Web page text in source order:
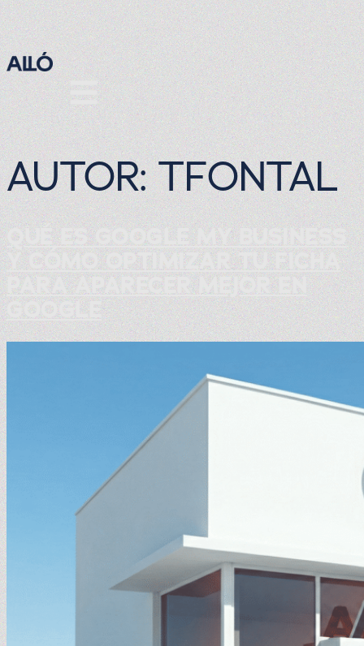
AUTOR:TFONTAL
QUÉ ES GOOGLE MY BUSINESS
Y CÓMO OPTIMIZAR TU FICHA
PARA APARECER MEJOR EN
GOOGLE